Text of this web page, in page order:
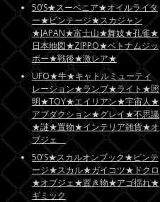
50’S★スーベニア★オイルライタ
ー★ビンテージ★スカジャン
★JAPAN★富士山★舞妓★孔雀★
日本地図★ZIPPO★ベトナムジッ
ポー★戦後★激レア★
UFO★牛★キャトルミューティ
レーション★ランプ★ライト★照
明★TOY★エイリアン★宇宙人★
アブダクション★グレイ★不思議
★謎★置物★インテリア雑貨★オ
ブジェ
50'S★スカルオンブック★ビンテ
ージ★スカル★ガイコツ★ドクロ
★オブジェ★置き物★アゴ揺れ★
ギミック